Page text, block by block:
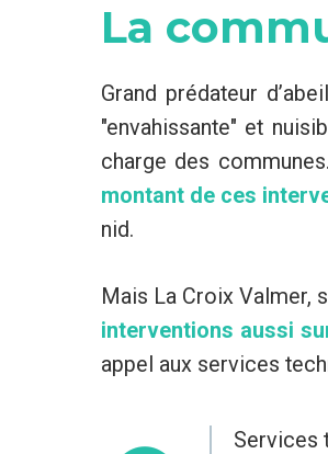
La
Grand prédateur
"envahissante" et
charge des
montant de ces
nid.
Mais La Croix Valmer,
interventions aussi
appel aux services
Services